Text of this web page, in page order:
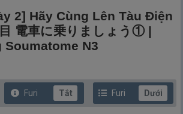
2] Hãy Cùng Lên Tàu Điện
電車に乗りましょう① |
N3
Furi Tắt Furi Dưới